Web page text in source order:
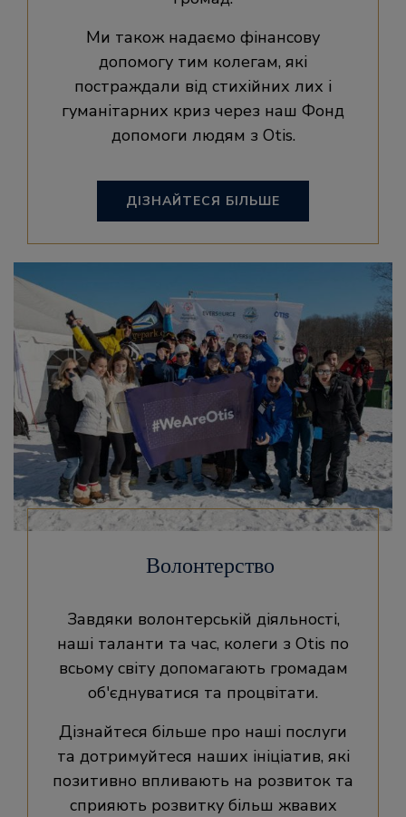
Ми також надаємо фінансову
допомогу тим колегам, які
постраждали від стихійних лих і
гуманітарних криз через наш Фонд
допомоги людям з Otis.
ДІЗНАЙТЕСЯ БІЛЬШЕ
Волонтерство
Завдяки волонтерській діяльності,
наші таланти та час, колеги з Otis по
всьому світу допомагають громадам
об'єднуватися та процвітати.
Дізнайтеся більше про наші послуги
та дотримуйтеся наших ініціатив, які
позитивно впливають на розвиток та
сприяють розвитку більш жвавих